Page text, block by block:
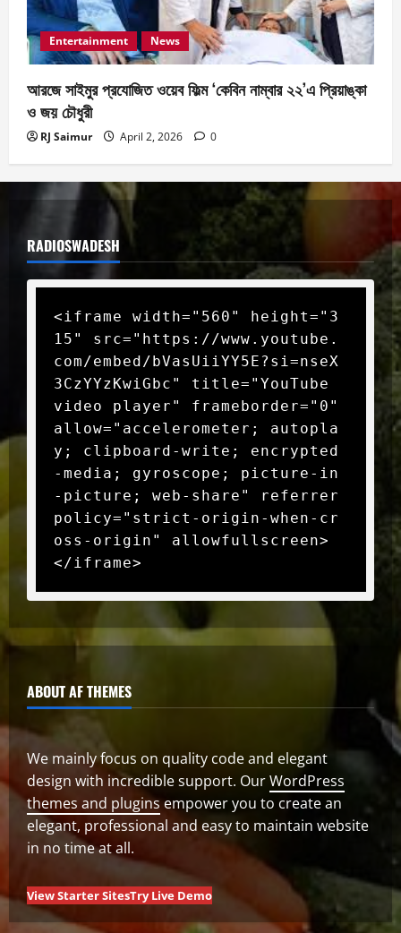
Entertainment News
আরজে সাইমুর প্রযোজিত ওয়েব ফিল্ম ‘কেবিন নাম্বার ২২’এ প্রিয়াঙ্কা
ও জয় চৌধুরী
RJ Saimur April 2, 2026 0
RADIOSWADESH
<iframe width="560" height="3
15" src="https://www.youtube.
com/embed/bVasUiiYY5E?si=nseX
3CzYYzKwiGbc" title="YouTube
video player" frameborder="0"
allow="accelerometer; autopla
y; clipboard-write; encrypted
-media; gyroscope; picture-in
-picture; web-share" referrer
policy="strict-origin-when-cr
oss-origin" allowfullscreen>
</iframe>
ABOUT AF THEMES
We mainly focus on quality code and elegant
design with incredible support. OurWordPress
themes and pluginsempower you to create an
elegant, professional and easy to maintain website
in no time at all.
View Starter SitesTry Live Demo